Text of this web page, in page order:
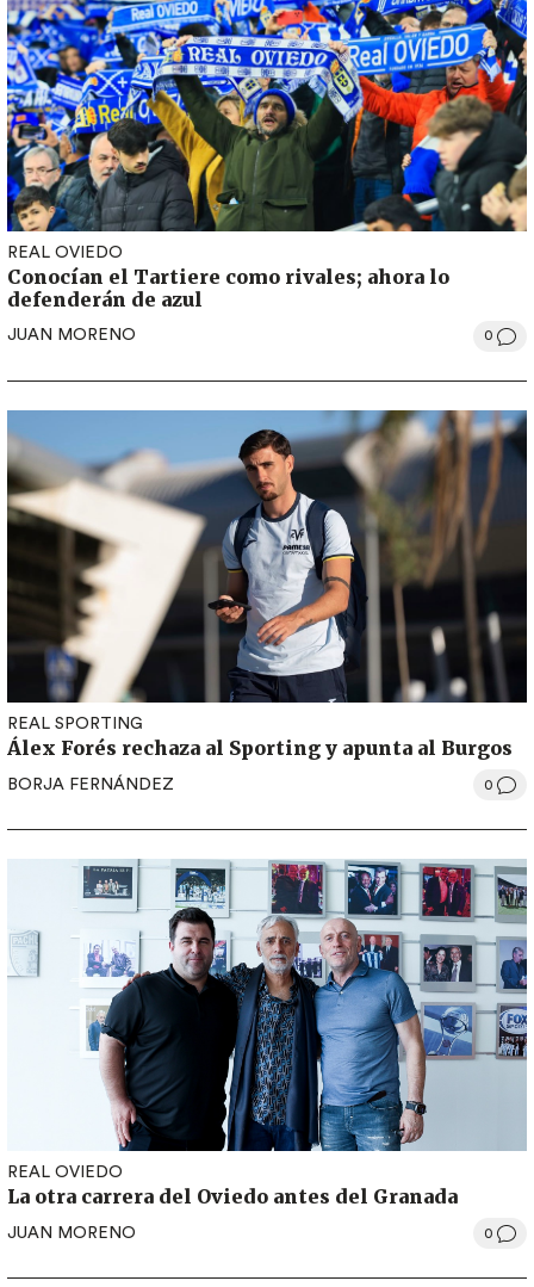
REAL OVIEDO
Conocían el Tartiere como rivales; ahora lo
defenderán de azul
JUAN MORENO 0
REAL SPORTING
Álex Forés rechaza al Sporting y apunta al Burgos
BORJA FERNÁNDEZ 0
REAL OVIEDO
La otra carrera del Oviedo antes del Granada
JUAN MORENO 0